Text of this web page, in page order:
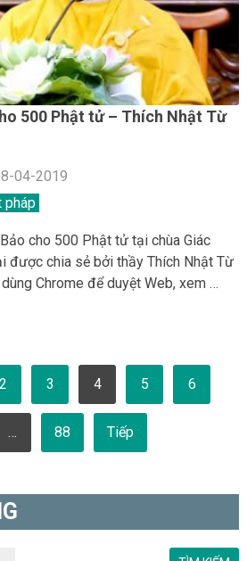
500 Phật tử – Thích Nhật Từ
04-2019
pháp
cho 500 Phật tử tại chùa Giác
được chia sẻ bởi thầy Thích Nhật Từ
Chrome để duyệt Web, xem …
2 3 4 5 6
… 88 Tiếp